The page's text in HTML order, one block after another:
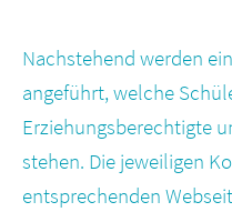
Nachstehend werden
angeführt, welche
Erziehungsberechtigte
stehen. Die jeweiligen
entsprechenden